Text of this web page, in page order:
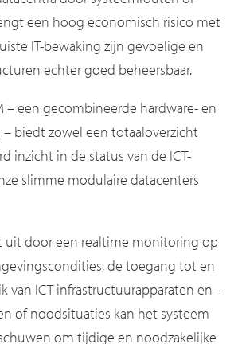
een hoog economisch risico met
IT-bewaking zijn gevoelige en
echter goed beheersbaar.
– een gecombineerde hardware- en
biedt zowel een totaaloverzicht
inzicht in de status van de ICT-
slimme modulaire datacenters
uit door een realtime monitoring op
de toegang tot en
van ICT-infrastructuurapparaten en -
of noodsituaties kan het systeem
om tijdige en noodzakelijke